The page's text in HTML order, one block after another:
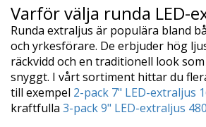
Varför välja runda LED-
Runda extraljus är populära bland
och yrkesförare. De erbjuder hög
räckvidd och en traditionell look
snyggt. I vårt sortiment hittar du
till exempel 2-pack 7" LED-extraljus
kraftfulla 3-pack 9" LED-extraljus